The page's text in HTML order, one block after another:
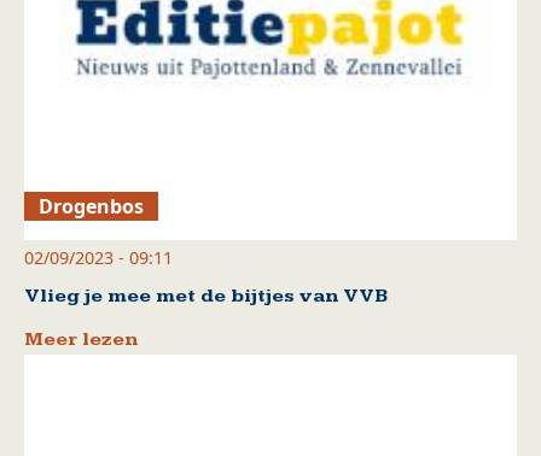
Drogenbos
02/09/2023 - 09:11
Vlieg je mee met de bijtjes van VVB
Meer lezen